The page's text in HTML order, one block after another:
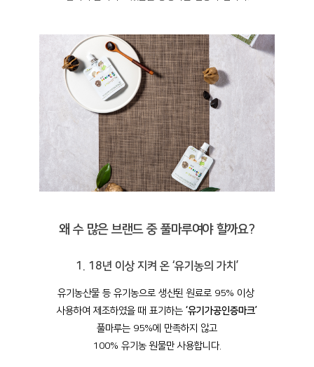
왜 수 많은 브랜드 중 풀마루여야 할까요?
1. 18년 이상 지켜 온 ‘유기농의 가치’
유기농산물 등 유기농으로 생산된 원료로 95% 이상
사용하여 제조하였을 때 표기하는 ‘유기가공인증마크’
풀마루는 95%에 만족하지 않고
100% 유기농 원물만 사용합니다.